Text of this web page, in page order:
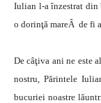
Iulian l-a înzestrat din
o dorinţă mareÂ de fi
De câţiva ani ne este
nostru, Părintele
bucuriei noastre